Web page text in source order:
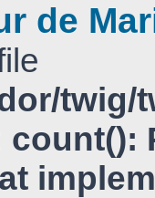
de
count():